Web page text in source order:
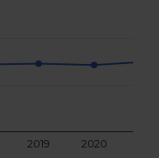
2019 2020